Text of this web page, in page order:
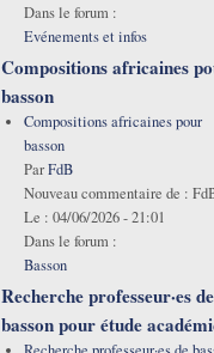
Dans le forum :
Evénements et infos
Compositions africaines
basson
Compositions africaines pour
basson
ParFdB
Nouveau commentaire de :
Le : 04/06/2026 - 21:01
Dans le forum :
Basson
Recherche professeur·es de
basson pour étude